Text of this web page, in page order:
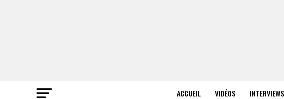
ACCUEIL VIDÉOS INTERVIEWS